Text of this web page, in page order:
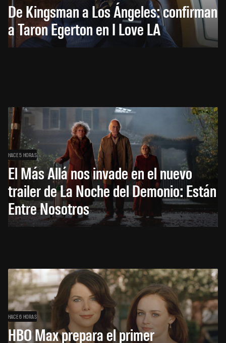
De Kingsman a Los Ángeles: confirman
a Taron Egerton en I Love LA
HACE 5 HORAS
El Más Allá nos invade en el nuevo
trailer de La Noche del Demonio: Están
Entre Nosotros
HACE 6 HORAS
HBO Max prepara el primer